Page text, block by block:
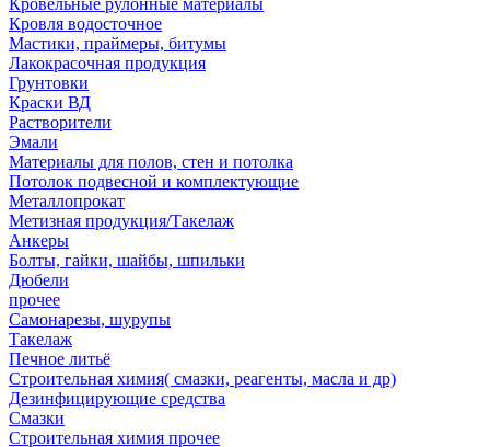
Кровельные рулонные материалы
Кровля водосточное
Мастики, праймеры, битумы
Лакокрасочная продукция
Грунтовки
Краски ВД
Растворители
Эмали
Материалы для полов, стен и потолка
Потолок подвесной и комплектующие
Металлопрокат
Метизная продукция/Такелаж
Анкеры
Болты, гайки, шайбы, шпильки
Дюбели
прочее
Самонарезы, шурупы
Такелаж
Печное литьё
Строительная химия( смазки, реагенты, масла и др)
Дезинфицирующие средства
Смазки
Строительная химия прочее